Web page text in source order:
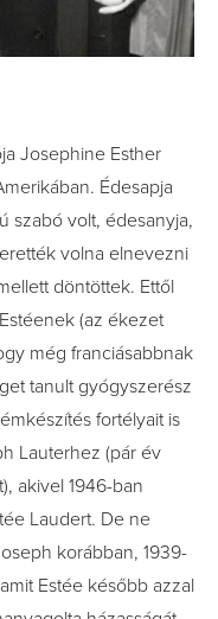
Josephine Esther
Édesapja
szabó volt, édesanyja,
volna elnevezni
döntöttek. Ettől
(az ékezet
még franciásabbnak
tanult gyógyszerész
fortélyait is
Lauterhez (pár év
akivel 1946-ban
Laudert. De ne
korábban, 1939-
Estée később azzal